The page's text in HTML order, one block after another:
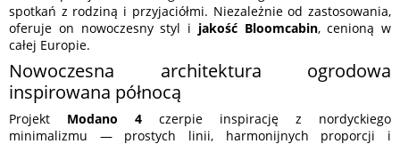
spotkań z rodziną i przyjaciółmi. Niezależnie od zastosowania,
oferuje on nowoczesny styl i jakość Bloomcabin, cenioną w
całej Europie.
Nowoczesna architektura ogrodowa
inspirowana północą
Projekt Modano 4 czerpie inspirację z nordyckiego
minimalizmu — prostych linii, harmonijnych proporcji i